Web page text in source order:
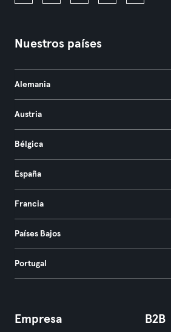
Nuestros países
Alemania
Austria
Bélgica
España
Francia
Países Bajos
Portugal
Empresa B2B